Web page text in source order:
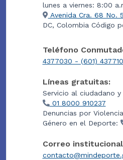
lunes a viernes: 8:00
Avenida Cra. 68 No.
DC, Colombia Código
Teléfono
4377030 - (601)
Líneas gratuitas:
Servicio al ciudadano
01 8000 910237
Denuncias por
Género en el Deporte:
Correo